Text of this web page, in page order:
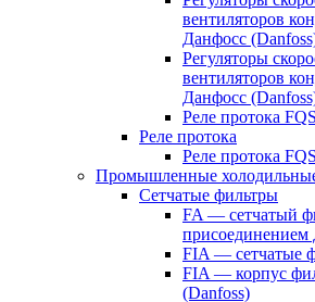
вентиляторов
Данфосс
Регуляторы
вентиляторов
Данфосс
Реле протока
Реле протока
Реле протока
Промышленные
Сетчатые фильтры
FA — сетчатый
присоединением
FIA — сетчатые
FIA — корпус
(Danfoss)